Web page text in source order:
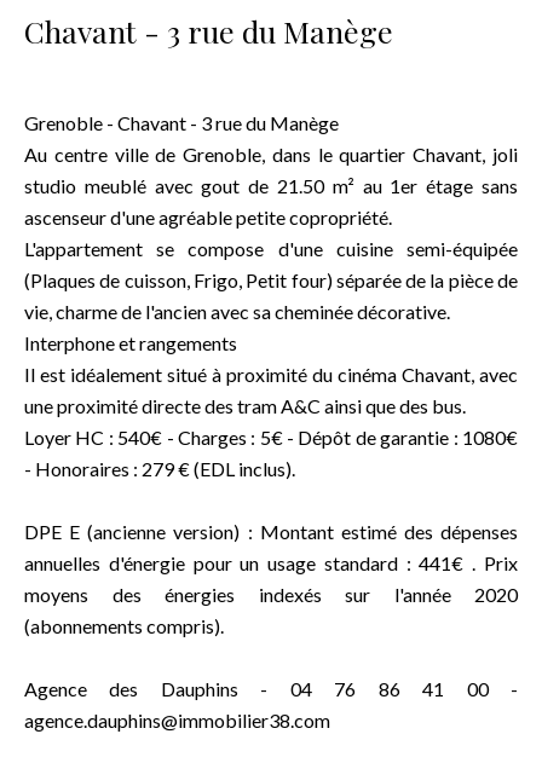
Chavant - 3 rue du Manège
Grenoble - Chavant - 3 rue du Manège
Au centre ville de Grenoble, dans le quartier Chavant, joli
studio meublé avec gout de 21.50 m² au 1er étage sans
ascenseur d'une agréable petite copropriété.
L'appartement se compose d'une cuisine semi-équipée
(Plaques de cuisson, Frigo, Petit four) séparée de la pièce de
vie, charme de l'ancien avec sa cheminée décorative.
Interphone et rangements
Il est idéalement situé à proximité du cinéma Chavant, avec
une proximité directe des tram A&C ainsi que des bus.
Loyer HC : 540€ - Charges : 5€ - Dépôt de garantie : 1080€
- Honoraires : 279 € (EDL inclus).
DPE E (ancienne version) : Montant estimé des dépenses
annuelles d'énergie pour un usage standard : 441€ . Prix
moyens des énergies indexés sur l'année 2020
(abonnements compris).
Agence des Dauphins - 04 76 86 41 00 -
agence.dauphins@immobilier38.com